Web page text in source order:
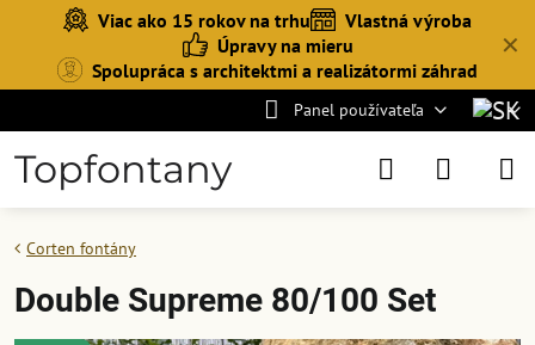
✕
Viac ako 15 rokov na trhu
Vlastná výroba
Úpravy na mieru
Spolupráca s architektmi a realizátormi záhrad
Panel používateľa
Topfontany
Corten fontány
Double Supreme 80/100 Set